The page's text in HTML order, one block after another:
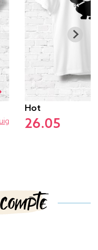
Hot
26.05